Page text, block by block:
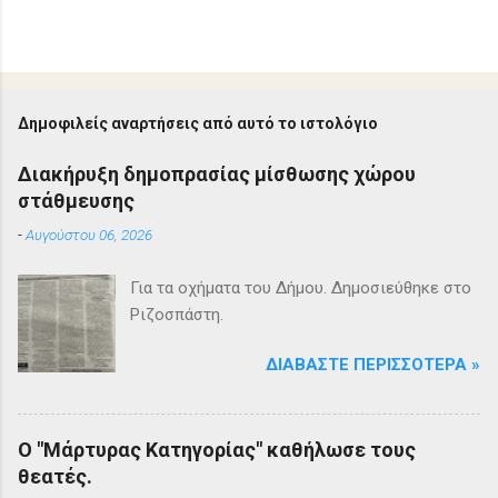
Δημοφιλείς αναρτήσεις από αυτό το ιστολόγιο
Διακήρυξη δημοπρασίας μίσθωσης χώρου
στάθμευσης
-Αυγούστου 06, 2026
Για τα οχήματα του Δήμου. Δημοσιεύθηκε στο
Ριζοσπάστη.
ΔΙΑΒΆΣΤΕ ΠΕΡΙΣΣΌΤΕΡΑ »
Ο "Μάρτυρας Κατηγορίας" καθήλωσε τους
θεατές.